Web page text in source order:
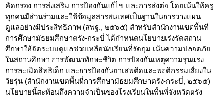
คัดกรอง การส่งเสริม การป้องกันแก้ไข และการส่งต่อ โดยเน้นให้ครู
ทุกคนมีส่วนร่วมและใช้ข้อมูลสารสนเทศเป็นฐานในการวางแผน
ดูแลอย่างมีประสิทธิภาพ (สพฐ., ๒๕๖๕) สำหรับสำนักงานเขตพื้นที่
การศึกษามัธยมศึกษาตรัง-กระบี่ ได้กำหนดนโยบายเร่งรัดสถาน
ศึกษาให้จัดระบบดูแลช่วยเหลือนักเรียนที่รัดกุม เน้นความปลอดภัย
ในสถานศึกษา การพัฒนาทักษะชีวิต การป้องกันเหตุความรุนแรง
การละเมิดสิทธิเด็ก และการป้องกันยาเสพติดและพฤติกรรมเสี่ยงใน
วัยรุ่น (สำนักงานเขตพื้นที่การศึกษามัธยมศึกษาตรัง-กระบี่, ๒๕๖๕)
นโยบายนี้สะท้อนถึงความจำเป็นของโรงเรียนในพื้นที่จังหวัดตรัง